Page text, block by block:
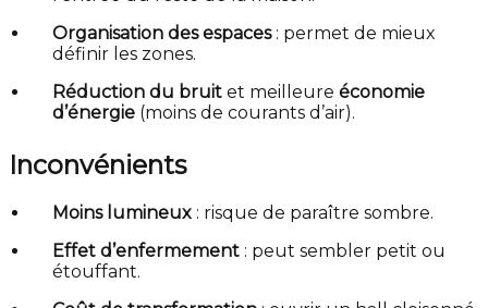
Organisation des espaces: permet de mieux
définir les zones.
Réduction du bruit et meilleure économie
d’énergie (moins de courants d’air).
Inconvénients
Moins lumineux : risque de paraître sombre.
Effet d’enfermement : peut sembler petit ou
étouffant.